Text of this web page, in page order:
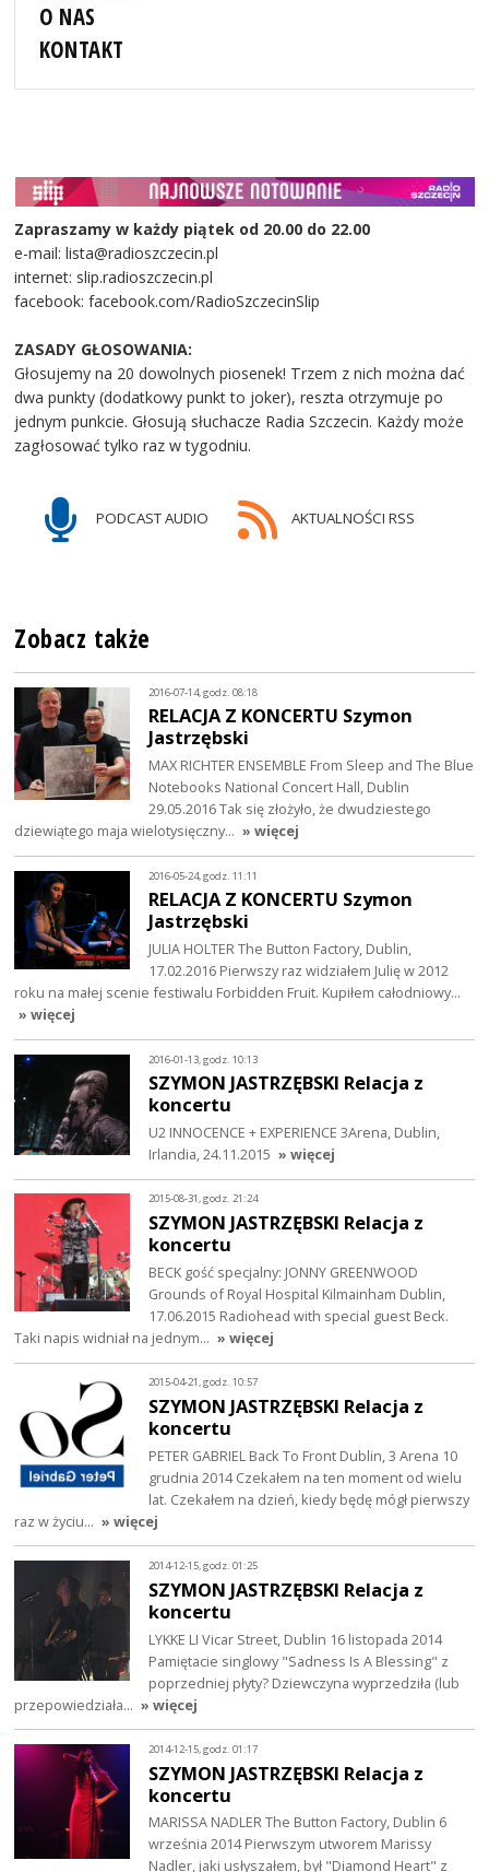
O NAS
KONTAKT
Zapraszamy w każdy piątek od 20.00 do 22.00
e-mail: lista@radioszczecin.pl
internet: slip.radioszczecin.pl
facebook: facebook.com/RadioSzczecinSlip
ZASADY GŁOSOWANIA:
Głosujemy na 20 dowolnych piosenek! Trzem z nich można dać
dwa punkty (dodatkowy punkt to joker), reszta otrzymuje po
jednym punkcie. Głosują słuchacze Radia Szczecin. Każdy może
zagłosować tylko raz w tygodniu.
PODCAST AUDIO AKTUALNOŚCI RSS
Zobacz także
2016-07-14, godz. 08:18
RELACJA Z KONCERTU Szymon
Jastrzębski
MAX RICHTER ENSEMBLE From Sleep and The Blue
Notebooks National Concert Hall, Dublin
29.05.2016 Tak się złożyło, że dwudziestego
dziewiątego maja wielotysięczny… » więcej
2016-05-24, godz. 11:11
RELACJA Z KONCERTU Szymon
Jastrzębski
JULIA HOLTER The Button Factory, Dublin,
17.02.2016 Pierwszy raz widziałem Julię w 2012
roku na małej scenie festiwalu Forbidden Fruit. Kupiłem całodniowy…
» więcej
2016-01-13, godz. 10:13
SZYMON JASTRZĘBSKI Relacja z
koncertu
U2 INNOCENCE + EXPERIENCE 3Arena, Dublin,
Irlandia, 24.11.2015 » więcej
2015-08-31, godz. 21:24
SZYMON JASTRZĘBSKI Relacja z
koncertu
BECK gość specjalny: JONNY GREENWOOD
Grounds of Royal Hospital Kilmainham Dublin,
17.06.2015 Radiohead with special guest Beck.
Taki napis widniał na jednym… » więcej
2015-04-21, godz. 10:57
SZYMON JASTRZĘBSKI Relacja z
koncertu
PETER GABRIEL Back To Front Dublin, 3 Arena 10
grudnia 2014 Czekałem na ten moment od wielu
lat. Czekałem na dzień, kiedy będę mógł pierwszy
raz w życiu… » więcej
2014-12-15, godz. 01:25
SZYMON JASTRZĘBSKI Relacja z
koncertu
LYKKE LI Vicar Street, Dublin 16 listopada 2014
Pamiętacie singlowy "Sadness Is A Blessing" z
poprzedniej płyty? Dziewczyna wyprzedziła (lub
przepowiedziała… » więcej
2014-12-15, godz. 01:17
SZYMON JASTRZĘBSKI Relacja z
koncertu
MARISSA NADLER The Button Factory, Dublin 6
września 2014 Pierwszym utworem Marissy
Nadler, jaki usłyszałem, był "Diamond Heart" z